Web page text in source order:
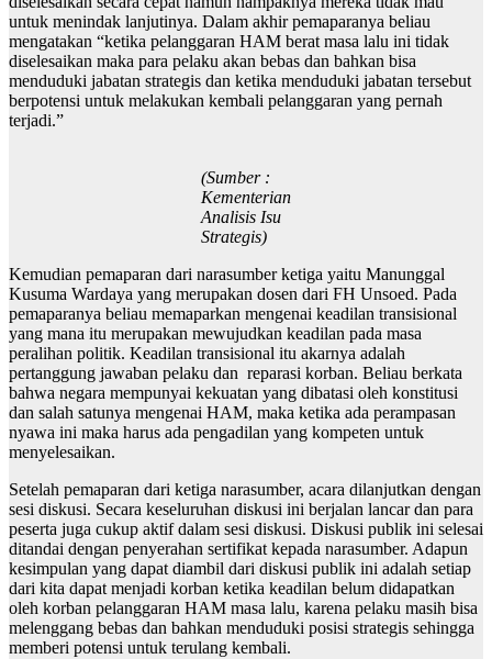
untuk menindak lanjutinya. Dalam akhir pemaparanya beliau
mengatakan “ketika pelanggaran HAM berat masa lalu ini tidak
diselesaikan maka para pelaku akan bebas dan bahkan bisa
menduduki jabatan strategis dan ketika menduduki jabatan tersebut
berpotensi untuk melakukan kembali pelanggaran yang pernah
terjadi.”
(Sumber :
Kementerian
Analisis Isu
Strategis)
Kemudian pemaparan dari narasumber ketiga yaitu Manunggal
Kusuma Wardaya yang merupakan dosen dari FH Unsoed. Pada
pemaparanya beliau memaparkan mengenai keadilan transisional
yang mana itu merupakan mewujudkan keadilan pada masa
peralihan politik. Keadilan transisional itu akarnya adalah
pertanggung jawaban pelaku dan reparasi korban. Beliau berkata
bahwa negara mempunyai kekuatan yang dibatasi oleh konstitusi
dan salah satunya mengenai HAM, maka ketika ada perampasan
nyawa ini maka harus ada pengadilan yang kompeten untuk
menyelesaikan.
Setelah pemaparan dari ketiga narasumber, acara dilanjutkan dengan
sesi diskusi. Secara keseluruhan diskusi ini berjalan lancar dan para
peserta juga cukup aktif dalam sesi diskusi. Diskusi publik ini selesai
ditandai dengan penyerahan sertifikat kepada narasumber. Adapun
kesimpulan yang dapat diambil dari diskusi publik ini adalah setiap
dari kita dapat menjadi korban ketika keadilan belum didapatkan
oleh korban pelanggaran HAM masa lalu, karena pelaku masih bisa
melenggang bebas dan bahkan menduduki posisi strategis sehingga
memberi potensi untuk terulang kembali.